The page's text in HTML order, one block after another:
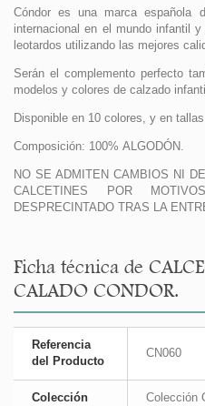
Cóndor es una marca española
internacional en el mundo infantil
leotardos utilizando las mejores
Serán el complemento perfecto
modelos y colores de calzado
Disponible en 10 colores, y en
Composición: 100% ALGODÓN.
NO SE ADMITEN CAMBIOS NI
CALCETINES POR
DESPRECINTADO TRAS LA
Ficha técnica de
CALADO CONDOR.
Referencia
del Producto
CN060
Colección Colección